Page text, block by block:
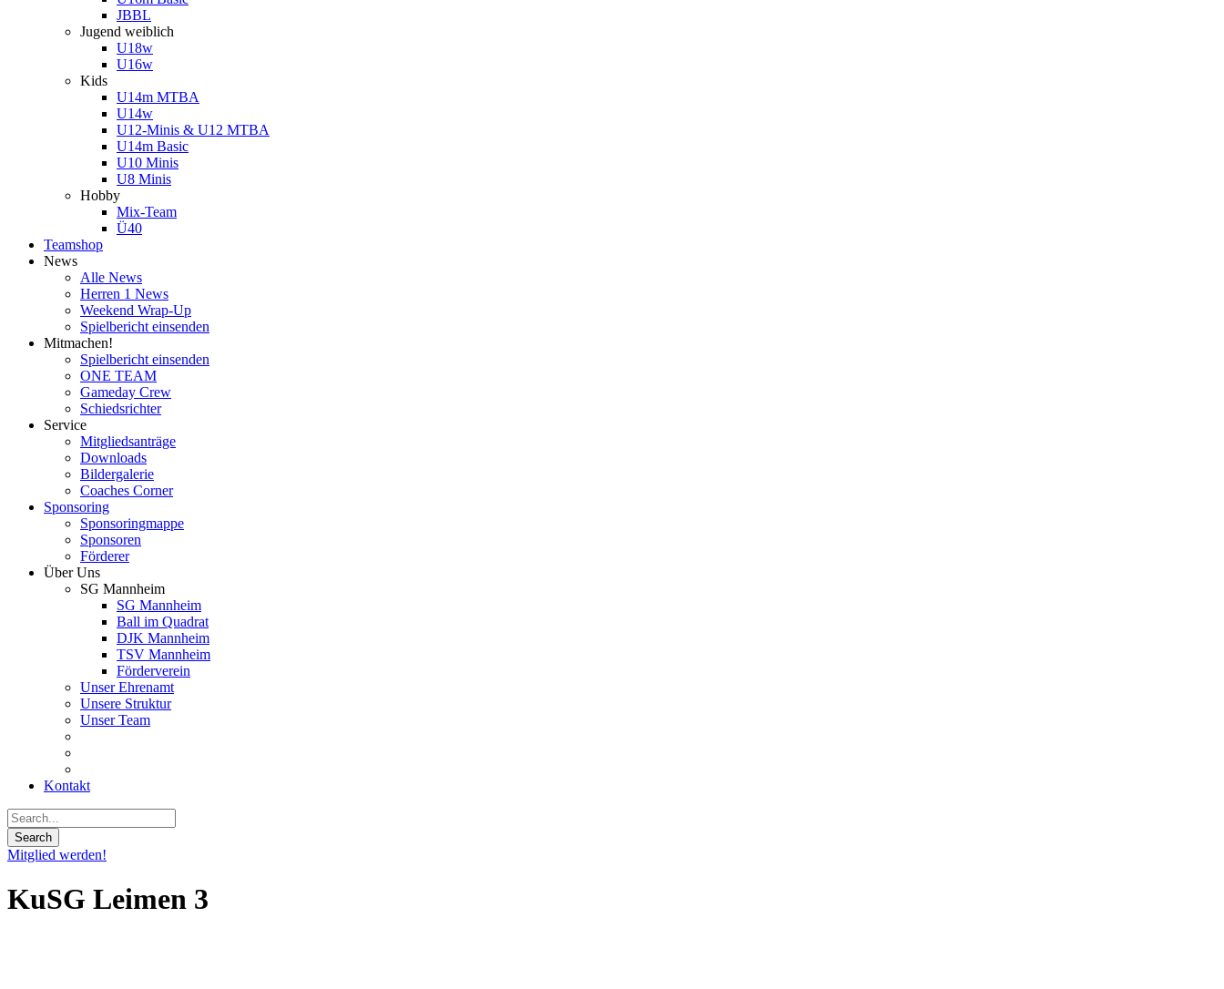
JBBL
Jugend weiblich
U18w
U16w
Kids
U14m MTBA
U14w
U12-Minis & U12 MTBA
U14m Basic
U10 Minis
U8 Minis
Hobby
Mix-Team
Ü40
Teamshop
News
Alle News
Herren 1 News
Weekend Wrap-Up
Spielbericht einsenden
Mitmachen!
Spielbericht einsenden
ONE TEAM
Gameday Crew
Schiedsrichter
Service
Mitgliedsanträge
Downloads
Bildergalerie
Coaches Corner
Sponsoring
Sponsoringmappe
Sponsoren
Förderer
Über Uns
SG Mannheim
SG Mannheim
Ball im Quadrat
DJK Mannheim
TSV Mannheim
Förderverein
Unser Ehrenamt
Unsere Struktur
Unser Team
Kontakt
Mitglied werden!
KuSG Leimen 3